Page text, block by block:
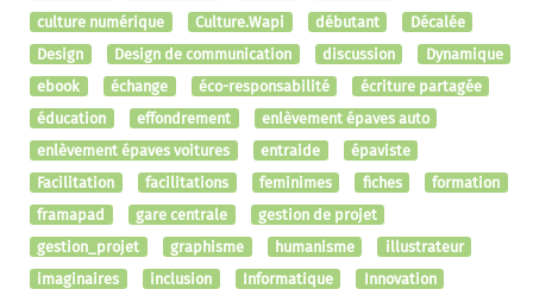
culture numérique
Culture.Wapi débutant
Décalée
Design
Design de communication discussion
Dynamique
ebook
échange éco-responsabilité
écriture partagée
éducation
effondrement
enlèvement épaves auto
enlèvement épaves voitures
entraide
épaviste
Facilitation
facilitations feminimes fiches
formation
framapad
gare centrale
gestion de projet
gestion_projet
graphisme humanisme
illustrateur
imaginaires
inclusion Informatique
Innovation